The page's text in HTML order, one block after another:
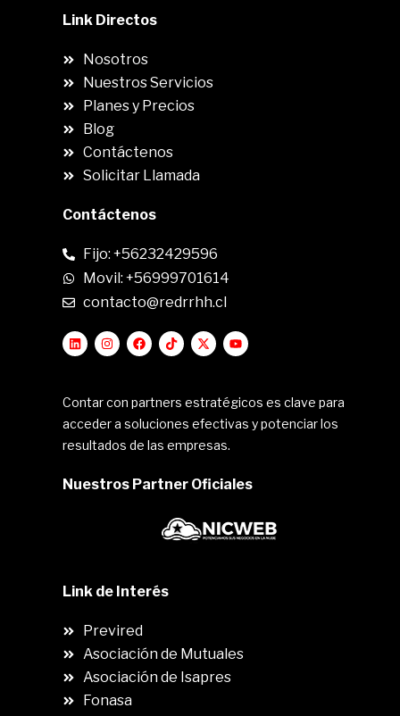
Link Directos
Nosotros
Nuestros Servicios
Planes y Precios
Blog
Contáctenos
Solicitar Llamada
Contáctenos
Fijo: +56232429596
Movil: +56999701614
contacto@redrrhh.cl
Contar con partners estratégicos es clave para
acceder a soluciones efectivas y potenciar los
resultados de las empresas.
Nuestros Partner Oficiales
Link de Interés
Previred
Asociación de Mutuales
Asociación de Isapres
Fonasa